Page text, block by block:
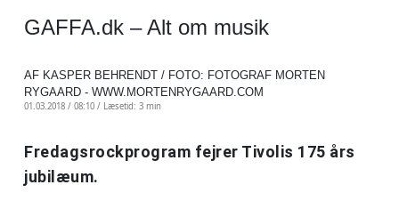
GAFFA.dk – Alt om musik
AF KASPER BEHRENDT / FOTO: FOTOGRAF MORTEN
RYGAARD - WWW.MORTENRYGAARD.COM
01.03.2018 / 08:10 / Læsetid: 3 min
Fredagsrockprogram fejrer Tivolis 175 års
jubilæum.